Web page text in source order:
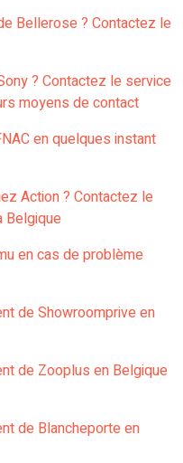
Bellerose ? Contactez le
? Contactez le service
moyens de contact
en quelques instant
Action ? Contactez le
Belgique
en cas de problème
de Showroomprive en
de Zooplus en Belgique
de Blancheporte en